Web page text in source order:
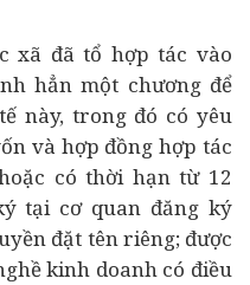
xã đã tổ hợp tác vào
hẳn một chương để
này, trong đó có yêu
và hợp đồng hợp tác
có thời hạn từ 12
tại cơ quan đăng ký
đặt tên riêng; được
kinh doanh có điều